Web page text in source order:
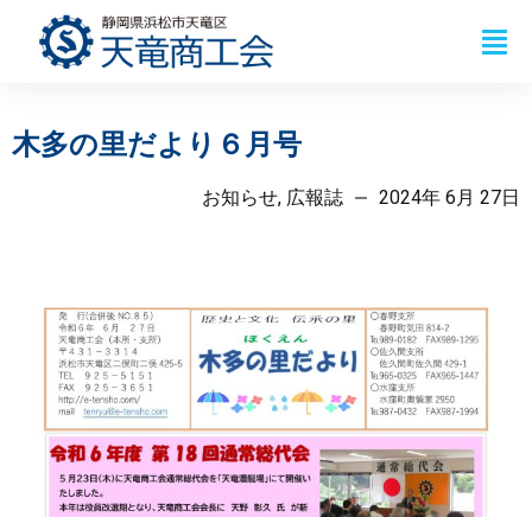
木多の里だより６月号
お知らせ, 広報誌 2024年 6月 27日